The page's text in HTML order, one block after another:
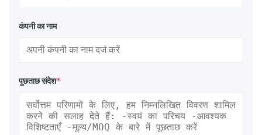
कंपनी का नाम
पूछताछ संदेश*